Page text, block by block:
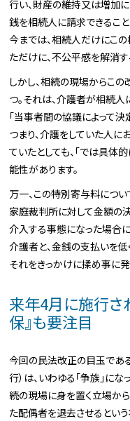
行い、財産の維持又は増加
銭を相続人に請求できること
今までは、相続人だけにこの
ただけに、不公平感を解消
しかし、相続の現場からこ
つ。それは、介護者が相続人
「当事者間の協議によって決
つまり、介護をしていた人
ていたとしても、「では具体
能性があります。
万一、この特別寄与料につ
家庭裁判所に対して金額の
介入する事態になった場合
介護者と、金銭の支払いを低
それをきっかけに揉め事に
来年4月に施行さ
保』も要注目
今回の民法改正の目玉であ
行）は、いわゆる「争族」に
続の現場に身を置く立場か
た配偶者を退去させるとい